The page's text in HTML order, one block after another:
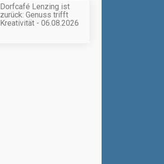
Dorfcafé Lenzing ist
zurück: Genuss trifft
Kreativität - 06.08.2026